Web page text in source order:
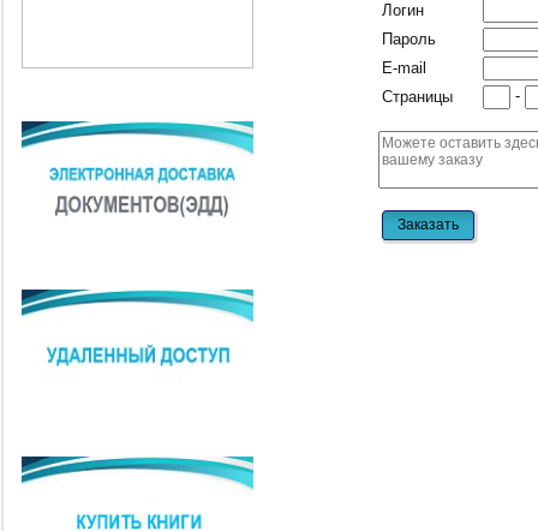
Логин
Пароль
E-mail
Страницы
-